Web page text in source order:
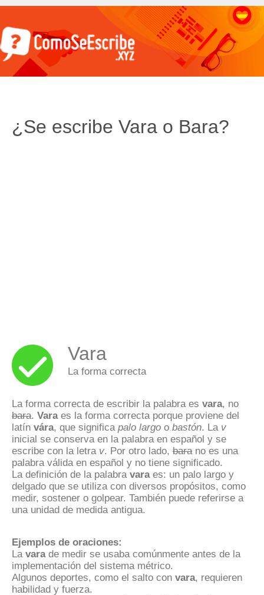
¿Se escribe Vara o Bara?
Vara
La forma correcta
La forma correcta de escribir la palabra es vara, no
bara. Varaes la forma correcta porque proviene del
latín vára, que significa palo largo o bastón. La v
inicial se conserva en la palabra en español y se
escribe con la letra v. Por otro lado, bara no es una
palabra válida en español y no tiene significado.
La definición de la palabra varaes: un palo largo y
delgado que se utiliza con diversos propósitos, como
medir, sostener o golpear. También puede referirse a
una unidad de medida antigua.
Ejemplos de oraciones:
La varade medir se usaba comúnmente antes de la
implementación del sistema métrico.
Algunos deportes, como el salto con vara, requieren
habilidad y fuerza.